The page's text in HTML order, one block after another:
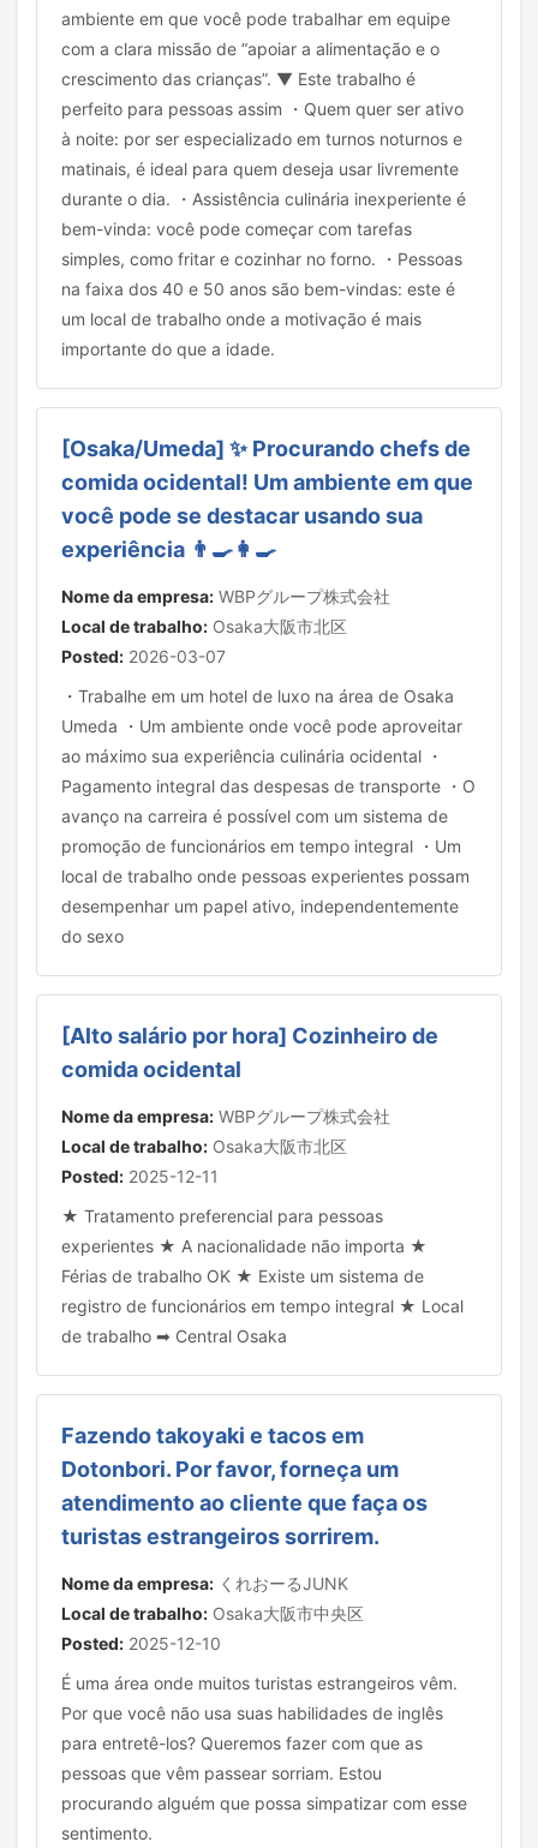
ambiente em que você pode trabalhar em equipe
com a clara missão de “apoiar a alimentação e o
crescimento das crianças”. ▼ Este trabalho é
perfeito para pessoas assim ・Quem quer ser ativo
à noite: por ser especializado em turnos noturnos e
matinais, é ideal para quem deseja usar livremente
durante o dia. ・Assistência culinária inexperiente é
bem-vinda: você pode começar com tarefas
simples, como fritar e cozinhar no forno. ・Pessoas
na faixa dos 40 e 50 anos são bem-vindas: este é
um local de trabalho onde a motivação é mais
importante do que a idade.
[Osaka/Umeda] ✨ Procurando chefs de
comida ocidental! Um ambiente em que
você pode se destacar usando sua
experiência 👨‍🍳👩‍🍳
Nome da empresa: WBPグループ株式会社
Local de trabalho: Osaka大阪市北区
Posted: 2026-03-07
・Trabalhe em um hotel de luxo na área de Osaka
Umeda ・Um ambiente onde você pode aproveitar
ao máximo sua experiência culinária ocidental ・
Pagamento integral das despesas de transporte ・O
avanço na carreira é possível com um sistema de
promoção de funcionários em tempo integral ・Um
local de trabalho onde pessoas experientes possam
desempenhar um papel ativo, independentemente
do sexo
[Alto salário por hora] Cozinheiro de
comida ocidental
Nome da empresa: WBPグループ株式会社
Local de trabalho: Osaka大阪市北区
Posted: 2025-12-11
★ Tratamento preferencial para pessoas
experientes ★ A nacionalidade não importa ★
Férias de trabalho OK ★ Existe um sistema de
registro de funcionários em tempo integral ★ Local
de trabalho ➡ Central Osaka
Fazendo takoyaki e tacos em
Dotonbori. Por favor, forneça um
atendimento ao cliente que faça os
turistas estrangeiros sorrirem.
Nome da empresa: くれおーるJUNK
Local de trabalho: Osaka大阪市中央区
Posted: 2025-12-10
É uma área onde muitos turistas estrangeiros vêm.
Por que você não usa suas habilidades de inglês
para entretê-los? Queremos fazer com que as
pessoas que vêm passear sorriam. Estou
procurando alguém que possa simpatizar com esse
sentimento.